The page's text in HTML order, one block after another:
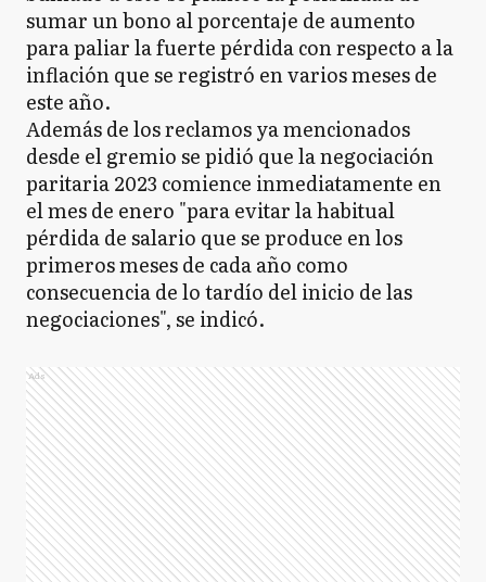
sumar un bono al porcentaje de aumento
para paliar la fuerte pérdida con respecto a la
inflación que se registró en varios meses de
este año.
Además de los reclamos ya mencionados
desde el gremio se pidió que la negociación
paritaria 2023 comience inmediatamente en
el mes de enero "para evitar la habitual
pérdida de salario que se produce en los
primeros meses de cada año como
consecuencia de lo tardío del inicio de las
negociaciones", se indicó.
Ads